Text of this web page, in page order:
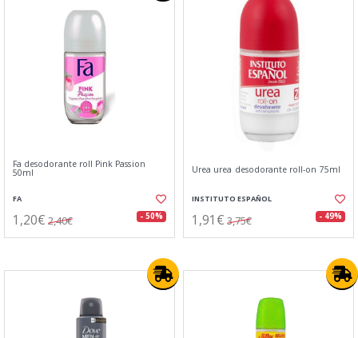
Fa desodorante roll Pink Passion
50ml
FA
1,20€ 2,40€ - 50%
Urea urea desodorante roll-on 75ml
INSTITUTO ESPAÑOL
1,91€ 3,75€ - 49%